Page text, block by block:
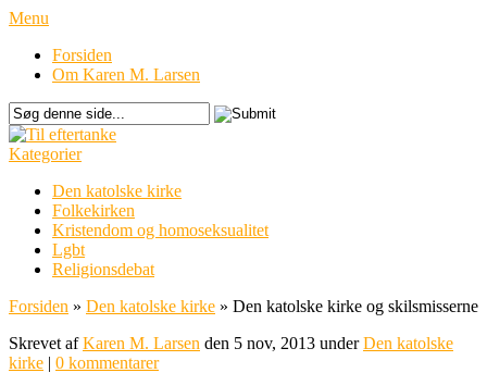
Menu
Forsiden
Om Karen M. Larsen
Kategorier
Den katolske kirke
Folkekirken
Kristendom og homoseksualitet
Lgbt
Religionsdebat
Forsiden » Den katolske kirke » Den katolske kirke og skilsmisserne
Skrevet afKaren M. Larsen den 5 nov, 2013 underDen katolske
kirke | 0 kommentarer